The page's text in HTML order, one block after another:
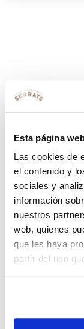
Esta página
Las cookies de
el contenido y
sociales y
información
nuestros
web, quienes
que les haya
partir del uso
con
Apúntate a
disfruta de un